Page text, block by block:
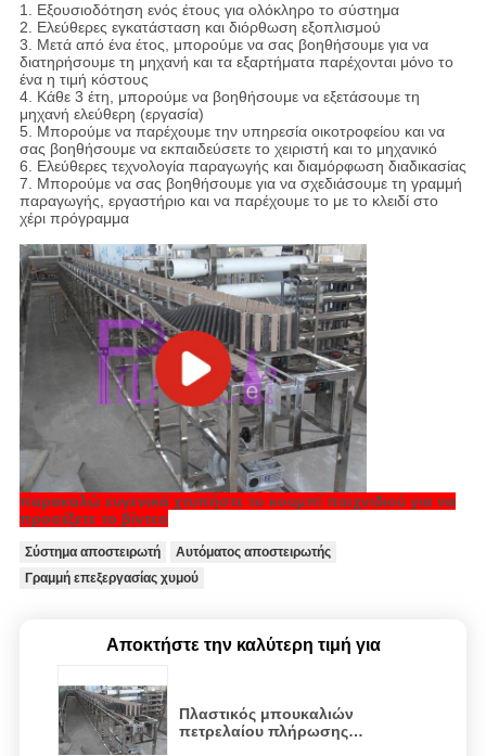
1. Εξουσιοδότηση ενός έτους για ολόκληρο το σύστημα
2. Ελεύθερες εγκατάσταση και διόρθωση εξοπλισμού
3. Μετά από ένα έτος, μπορούμε να σας βοηθήσουμε για να
διατηρήσουμε τη μηχανή και τα εξαρτήματα παρέχονται μόνο το
ένα η τιμή κόστους
4. Κάθε 3 έτη, μπορούμε να βοηθήσουμε να εξετάσουμε τη
μηχανή ελεύθερη (εργασία)
5. Μπορούμε να παρέχουμε την υπηρεσία οικοτροφείου και να
σας βοηθήσουμε να εκπαιδεύσετε το χειριστή και το μηχανικό
6. Ελεύθερες τεχνολογία παραγωγής και διαμόρφωση διαδικασίας
7. Μπορούμε να σας βοηθήσουμε για να σχεδιάσουμε τη γραμμή
παραγωγής, εργαστήριο και να παρέχουμε το με το κλειδί στο
χέρι πρόγραμμα
παρακαλώ ευγενικά χτυπήστε το κουμπί παιχνιδιού για να
προσέξετε το βίντεο
Σύστημα αποστειρωτή
Αυτόματος αποστειρωτής
Γραμμή επεξεργασίας χυμού
Αποκτήστε την καλύτερη τιμή για
Πλαστικός μπουκαλιών
πετρελαίου πλήρωσης